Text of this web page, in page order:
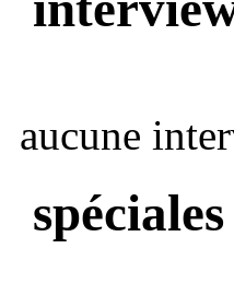
aucune
spéciales